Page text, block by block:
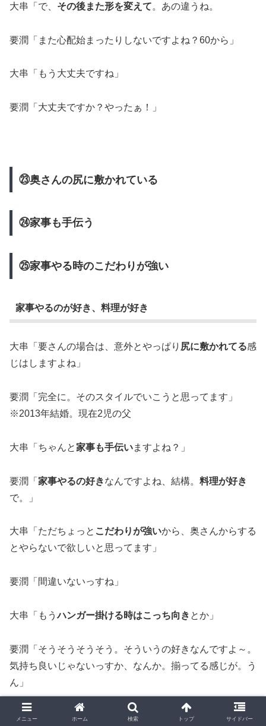
大串「で、 その後また形を変えて。あの違うね。
要潤「また心配始まったりしないですよね？60から」
大串「もう大丈夫ですね」
要潤「大丈夫ですか？やったぁ！」
㉓奥さんの尻に敷かれている
㉔家事も手伝う
㉕家事やる時のこだわりが強い
家事やるのが好き、料理が好き
大串「要さんの場合は、意外とやっぱり 尻に敷かれてる感
じはしますよね」
要潤「完全に。そのスタイルでいこうと思ってます」
※2013年結婚。現在2児の父
大串「ちゃんと家事も手伝いますよね？」
要潤「 家事やるの好きなんですよね、結構。 料理が好き
で。」
大串「ただちょっと こだわりが強いから、奥さんからする
とやらないで欲しいと思ってます」
要潤「間違いないっすね」
大串「もうハンガー掛ける時はこっち向き とか」
要潤「そうそうそうそう。そういうの好きなんですよ～。
気持ち良いじゃないっすか、なんか。揃ってる感じが。う
ん」
メニュー ホーム 検索 トップ サイドバー